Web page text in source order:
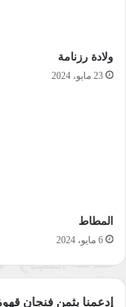
ولادة رزنامة
23 مايو، 2024
المطاط
6 مايو، 2024
إدعمنا بثمن فنجان